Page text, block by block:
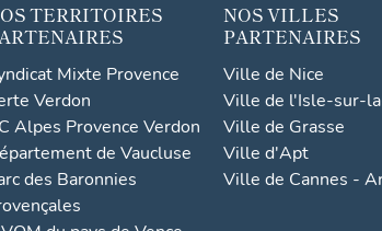
TERRITOIRES
Mixte Provence
Verdon
Alpes Provence Verdon
de Vaucluse
des Baronnies
NOS VILLES
PARTENAIRES
Ville de Nice
Ville de l'Isle-sur-
Ville de Grasse
Ville d'Apt
Ville de Cannes -